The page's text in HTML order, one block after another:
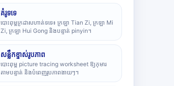
គំរូទទេ
បោះពុម្ពក្រដាសហាត់ទទេ៖ ក្រឡា Tian Zi, ក្រឡា Mi
Zi, ក្រឡា Hui Gong និងបន្ទាត់ pinyin។
សន្លឹកខ្ទាស់រូបភាព
បោះពុម្ព picture tracing worksheet ឱ្យកុមារ
តាមបន្ទាត់ និងបំពេញរូបភាពងាយៗ។